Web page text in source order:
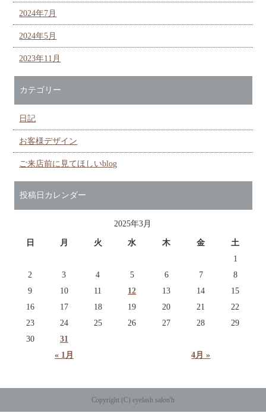
2024年7月
2024年5月
2023年11月
カテゴリー
日記
お客様デザイン
ご来店前に見てほしいblog
投稿日カレンダー
2025年3月
日 月 火 水 木 金 土
« 1月 4月 »
1
2
3 4 5 6 7
8
9
10 11 12 13 14
15
16
17 18 19 20 21
22
23
24 25 26 27 28
29
30
31
Copyright (C) eyelash salon'h